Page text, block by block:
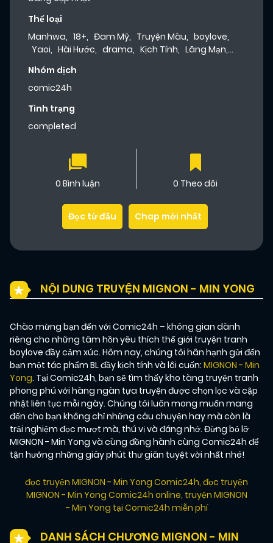
Thể loại
Manhwa, 18+, Đam Mỹ, Truyện Màu, boylove,
Yaoi, Hài Hước, drama, Kịch Tính, Lãng Mạn,
Nhóm dịch
comic24h
Tình trạng
completed
0 Bình luận 0 Theo dõi
Đọc từ đầu Chap mới nhất
NỘI DUNG TRUYỆN MIGNON - MIN YONG
Chào mừng bạn đến với Comic24h – không gian dành
riêng cho những tâm hồn yêu thích thế giới truyện tranh
boylove đầy cảm xúc. Hôm nay, chúng tôi hân hạnh gửi đến
bạn một tác phẩm BL đầy kịch tính và lôi cuốn: MIGNON - Min
Yong. Tại Comic24h, bạn sẽ tìm thấy kho tàng truyện tranh
phong phú với hàng ngàn tựa truyện được chọn lọc và cập
nhật liên tục mỗi ngày. Chúng tôi luôn mong muốn mang
đến cho bạn không chỉ những câu chuyện hay mà còn là
trải nghiệm đọc mượt mà, thú vị và đáng nhớ. Đừng bỏ lỡ
MIGNON - Min Yong và cùng đồng hành cùng Comic24h để
tận hưởng những giây phút thư giãn tuyệt vời nhất nhé!
đọc truyện MIGNON - Min Yong Comic24h, đọc truyện
MIGNON - Min Yong Comic24h online, truyện MIGNON
- Min Yong tại Comic24h miễn phí
DANH SÁCH CHƯƠNG MIGNON - MIN